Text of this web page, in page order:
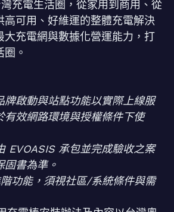
充電生活圈，從家用到商用、從
高可用、好維運的整體充電解決
大充電網與數據化營運能力，打
。
牌啟動與站點功能以實際上線服
有效網路環境與授權條件下使
EVOASIS 承包並完成驗收之案
固書為準。
功能，須視社區/系統條件與需